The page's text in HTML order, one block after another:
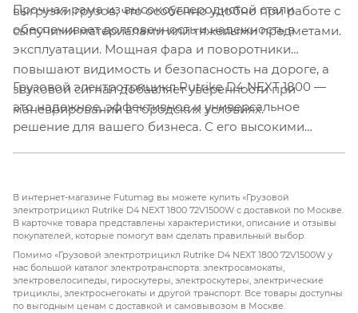
выгрузки грузов, что особенно удобно при работе с
сыпучими материалами или тяжелыми предметами.
Прочная рама из высокоуглеродистой стали
обеспечивает долговечность и надежность в
эксплуатации. Мощная фара и поворотники
повышают видимость и безопасность на дороге, а
звуковой сигнал добавляет уверенности при
маневрировании в городских условиях.
Грузовой электротрицикл Rutrike D4 NEXT 1800 —
это надежное, эффективное и универсальное
решение для вашего бизнеса. С его высокими
Выберите Rutrike D4 NEXT и оптимизируйте свои
бизнес-процессы!
В интернет-магазине Futumag вы можете купить «Грузовой
электротрицикл Rutrike D4 NEXT 1800 72V1500W с доставкой по Москве.
В карточке товара представлены характеристики, описание и отзывы
покупателей, которые помогут вам сделать правильный выбор.
Помимо «Грузовой электротрицикл Rutrike D4 NEXT 1800 72V1500W у
нас большой каталог электротранспорта: электросамокаты,
электровелосипеды, гироскутеры, электроскутеры, электрические
трициклы, электроснегокаты и другой транспорт. Все товары доступны
по выгодным ценам с доставкой и самовывозом в Москве.